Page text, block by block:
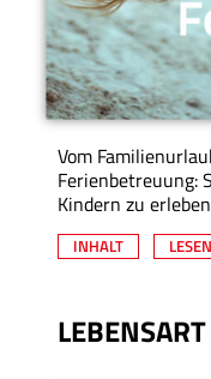
Vom
Ferienbetreuung:
Kindern zu
INHALT LESEN